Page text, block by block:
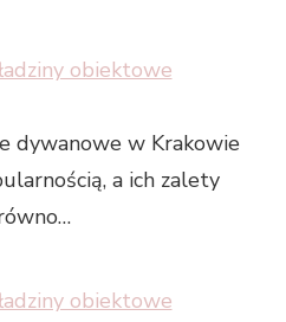
obiektowe
dywanowe w Krakowie
a ich zalety
obiektowe